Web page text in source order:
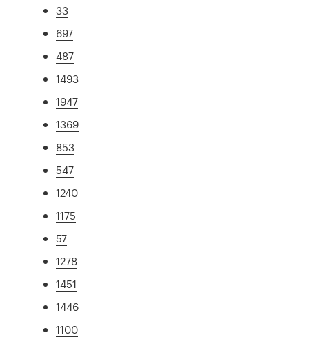
33
697
487
1493
1947
1369
853
547
1240
1175
57
1278
1451
1446
1100